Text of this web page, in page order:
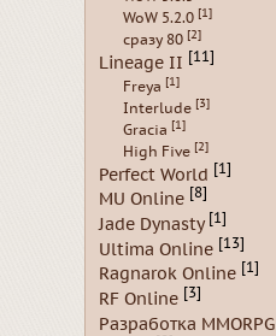
WoW 5.2.0 [1]
сразу 80 [2]
Lineage II [11]
Freya [1]
Interlude [3]
Gracia [1]
High Five [2]
Perfect World [1]
MU Online [8]
Jade Dynasty [1]
Ultima Online [13]
Ragnarok Online [1]
RF Online [3]
Разработка MMORPG